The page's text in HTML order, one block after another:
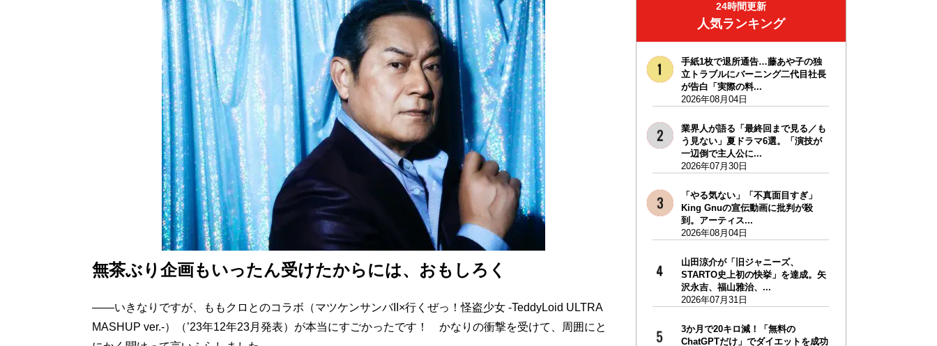
無茶ぶり企画もいったん受けたからには、おもしろく
――いきなりですが、ももクロとのコラボ（マツケンサンバII×行くぜっ！怪盗少女 -TeddyLoid ULTRA
MASHUP ver.-）（’23年12年23月発表）が本当にすごかったです！ かなりの衝撃を受けて、周囲にと
24時間更新
人気ランキング
手紙1枚で退所通告…藤あや子の独
立トラブルにバーニング二代目社長
が告白「実際の料...
2026年08月04日
業界人が語る「最終回まで見る／も
う見ない」夏ドラマ6選。「演技が
一辺倒で主人公に...
2026年07月30日
「やる気ない」「不真面目すぎ」
King Gnuの宣伝動画に批判が殺
到。アーティス...
2026年08月04日
山田涼介が「旧ジャニーズ、
STARTO史上初の快挙」を達成。矢
沢永吉、福山雅治、...
2026年07月31日
3か月で20キロ減！「無料の
ChatGPTだけ」でダイエットを成功